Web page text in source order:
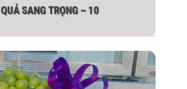
SANG TRỌNG – 10